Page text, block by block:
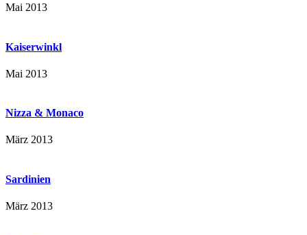
Mai 2013
Kaiserwinkl
Mai 2013
Nizza & Monaco
März 2013
Sardinien
März 2013